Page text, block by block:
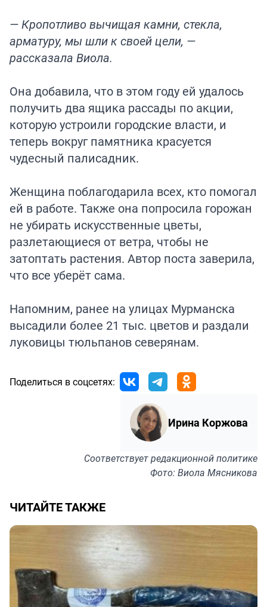
— Кропотливо вычищая камни, стекла,
арматуру, мы шли к своей цели, —
рассказала Виола.
Она добавила, что в этом году ей удалось
получить два ящика рассады по акции,
которую устроили городские власти, и
теперь вокруг памятника красуется
чудесный палисадник.
Женщина поблагодарила всех, кто помогал
ей в работе. Также она попросила горожан
не убирать искусственные цветы,
разлетающиеся от ветра, чтобы не
затоптать растения. Автор поста заверила,
что все уберёт сама.
Напомним, ранее на улицах Мурманска
высадили более 21 тыс. цветов и раздали
луковицы тюльпанов северянам.
Поделиться в соцсетях:
Ирина Коржова
Соответствуетредакционной политике
Фото: Виола Мясникова
ЧИТАЙТЕ ТАКЖЕ